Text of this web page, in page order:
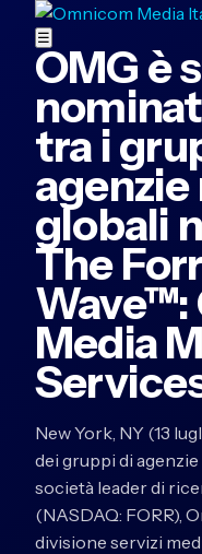
☰
OMG è
tra i
globali
The
Wave™:
Media
New York, NY (13
dei gruppi di
società leader di
(NASDAQ: FORR),
divisione servizi